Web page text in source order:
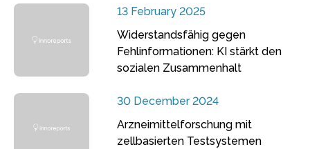
13 February 2025
Widerstandsfähig gegen
Fehlinformationen: KI stärkt den
sozialen Zusammenhalt
30 December 2024
Arzneimittelforschung mit
zellbasierten Testsystemen